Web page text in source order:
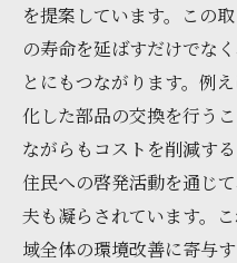
事例
快適な住環境の
住環境改善に役
再利用で実現す
地域特有の課題
実際の事例に基
エアコン再利用
を提案しています。この
の寿命を延ばすだけでな
とにもつながります。例
化した部品の交換を行う
ながらもコストを削減す
住民への啓発活動を通じ
夫も凝らされています。
域全体の環境改善に寄与